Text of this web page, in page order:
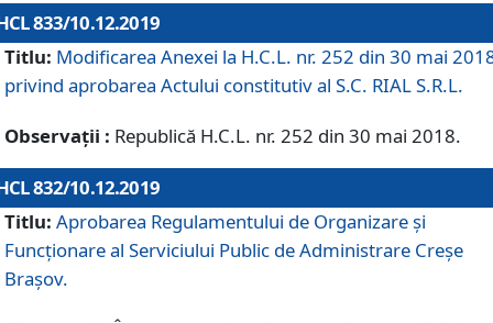
833/10.12.2019
Titlu: Modificarea Anexei la H.C.L. nr. 252 din 30 mai
privind aprobarea Actului constitutiv al S.C. RIAL S.R.L.
Observații : Republică H.C.L. nr. 252 din 30 mai 2018.
832/10.12.2019
Titlu: Aprobarea Regulamentului de Organizare și
Funcționare al Serviciului Public de Administrare Creșe
Brașov.